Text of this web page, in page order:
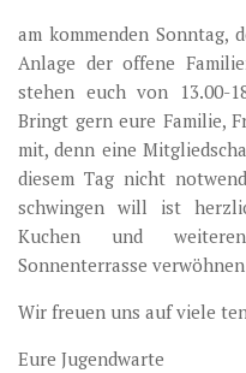
am kommenden Sonntag,
Anlage der offene
stehen euch von 13.00-
Bringt gern eure Familie,
mit, denn eine
diesem Tag nicht
schwingen will ist
Kuchen und
Sonnenterrasse
Wir freuen uns auf viele
Eure Jugendwarte